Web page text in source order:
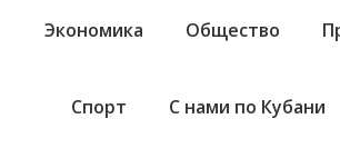
Экономика Общество
Спорт С нами по Кубани